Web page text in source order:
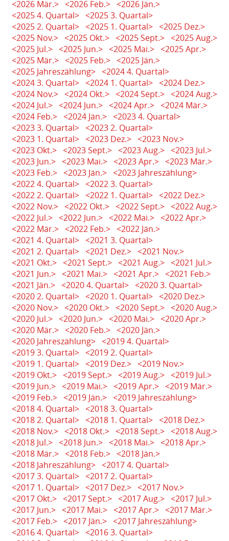
<2026 Mär.> <2026 Feb.> <2026 Jän.>
<2025 4. Quartal> <2025 3. Quartal>
<2025 2. Quartal> <2025 1. Quartal> <2025 Dez.>
<2025 Nov.> <2025 Okt.> <2025 Sept.> <2025 Aug.>
<2025 Jul.> <2025 Jun.> <2025 Mai.> <2025 Apr.>
<2025 Mär.> <2025 Feb.> <2025 Jän.>
<2025 Jahreszählung> <2024 4. Quartal>
<2024 3. Quartal> <2024 1. Quartal> <2024 Dez.>
<2024 Nov.> <2024 Okt.> <2024 Sept.> <2024 Aug.>
<2024 Jul.> <2024 Jun.> <2024 Apr.> <2024 Mär.>
<2024 Feb.> <2024 Jän.> <2023 4. Quartal>
<2023 3. Quartal> <2023 2. Quartal>
<2023 1. Quartal> <2023 Dez.> <2023 Nov.>
<2023 Okt.> <2023 Sept.> <2023 Aug.> <2023 Jul.>
<2023 Jun.> <2023 Mai.> <2023 Apr.> <2023 Mär.>
<2023 Feb.> <2023 Jän.> <2023 Jahreszählung>
<2022 4. Quartal> <2022 3. Quartal>
<2022 2. Quartal> <2022 1. Quartal> <2022 Dez.>
<2022 Nov.> <2022 Okt.> <2022 Sept.> <2022 Aug.>
<2022 Jul.> <2022 Jun.> <2022 Mai.> <2022 Apr.>
<2022 Mär.> <2022 Feb.> <2022 Jän.>
<2021 4. Quartal> <2021 3. Quartal>
<2021 2. Quartal> <2021 Dez.> <2021 Nov.>
<2021 Okt.> <2021 Sept.> <2021 Aug.> <2021 Jul.>
<2021 Jun.> <2021 Mai.> <2021 Apr.> <2021 Feb.>
<2021 Jän.> <2020 4. Quartal> <2020 3. Quartal>
<2020 2. Quartal> <2020 1. Quartal> <2020 Dez.>
<2020 Nov.> <2020 Okt.> <2020 Sept.> <2020 Aug.>
<2020 Jul.> <2020 Jun.> <2020 Mai.> <2020 Apr.>
<2020 Mär.> <2020 Feb.> <2020 Jän.>
<2020 Jahreszählung> <2019 4. Quartal>
<2019 3. Quartal> <2019 2. Quartal>
<2019 1. Quartal> <2019 Dez.> <2019 Nov.>
<2019 Okt.> <2019 Sept.> <2019 Aug.> <2019 Jul.>
<2019 Jun.> <2019 Mai.> <2019 Apr.> <2019 Mär.>
<2019 Feb.> <2019 Jän.> <2019 Jahreszählung>
<2018 4. Quartal> <2018 3. Quartal>
<2018 2. Quartal> <2018 1. Quartal> <2018 Dez.>
<2018 Nov.> <2018 Okt.> <2018 Sept.> <2018 Aug.>
<2018 Jul.> <2018 Jun.> <2018 Mai.> <2018 Apr.>
<2018 Mär.> <2018 Feb.> <2018 Jän.>
<2018 Jahreszählung> <2017 4. Quartal>
<2017 3. Quartal> <2017 2. Quartal>
<2017 1. Quartal> <2017 Dez.> <2017 Nov.>
<2017 Okt.> <2017 Sept.> <2017 Aug.> <2017 Jul.>
<2017 Jun.> <2017 Mai.> <2017 Apr.> <2017 Mär.>
<2017 Feb.> <2017 Jän.> <2017 Jahreszählung>
<2016 4. Quartal> <2016 3. Quartal>